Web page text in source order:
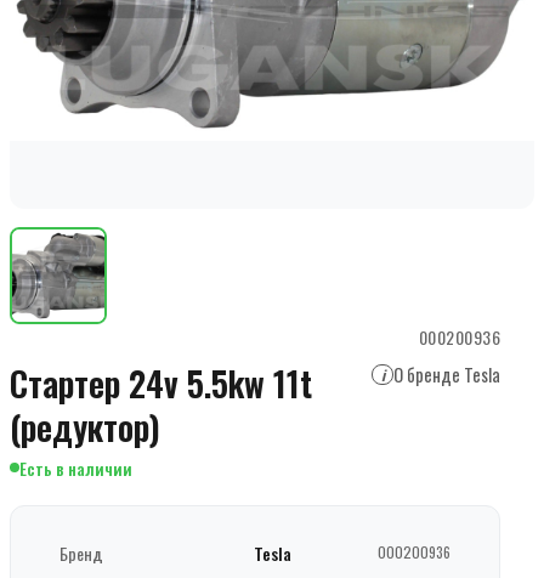
000200936
Стартер 24v 5.5kw 11t
(редуктор)
i О бренде Tesla
Есть в наличии
Бренд Tesla 000200936